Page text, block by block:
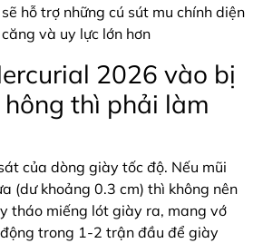
hỗ trợ những cú sút mu chính diện
và uy lực lớn hơn
2026 vào bị
thì phải làm
của dòng giày tốc độ. Nếu mũi
(dư khoảng 0.3 cm) thì không nên
tháo miếng lót giày ra, mang vớ
trong 1-2 trận đầu để giày